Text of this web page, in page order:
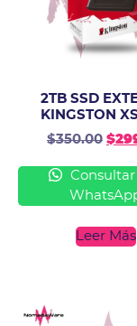
2TB SSD
KINGSTON
$350.00 $
Leer Más